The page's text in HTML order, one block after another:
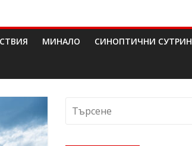
МИНАЛО СИНОПТИЧНИ СУТРИН